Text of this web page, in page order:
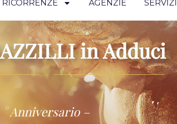
RICORRENZE AGENZIE SERVIZI
in Adduci
~
° Anniversario –